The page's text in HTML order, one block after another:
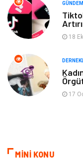
Turizm
Hediyelik Eşya
Aksesuar
Bebek Giyim
Ambalaj
GÜNDEM
18
17
MİNİ KONU